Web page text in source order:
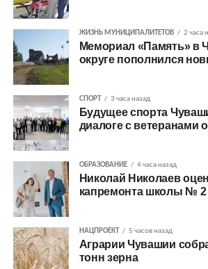
ЖИЗНЬ МУНИЦИПАЛИТЕТОВ 2 часа
Мемориал «Память» в
округе пополнился
СПОРТ 3 часа назад
Будущее спорта
диалоге с ветеранами
ОБРАЗОВАНИЕ 4 часа назад
Николай Николаев
капремонта школы № 2
НАЦПРОЕКТ 5 часов назад
Аграрии Чувашии
тонн зерна